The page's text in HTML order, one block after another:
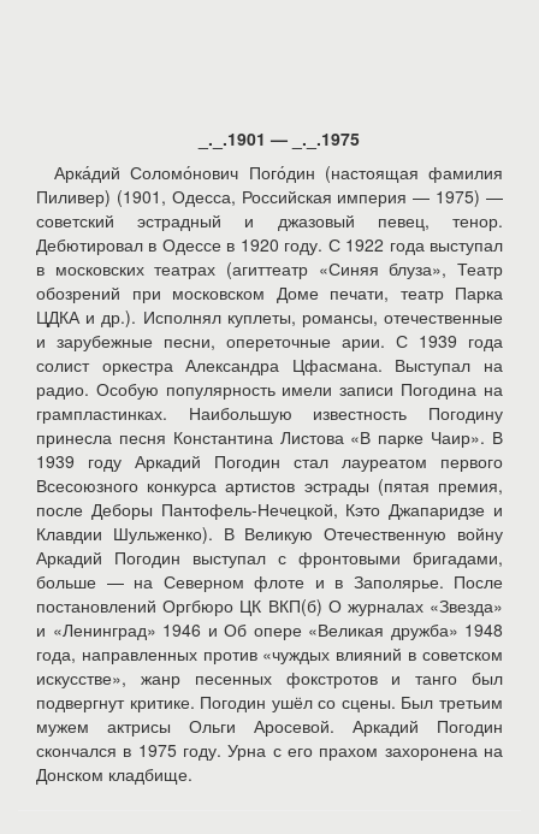
_._.1901 — _._.1975
Арка́дий Соломо́нович Пого́дин (настоящая фамилия
Пиливер) (1901, Одесса, Российская империя — 1975) —
советский эстрадный и джазовый певец, тенор.
Дебютировал в Одессе в 1920 году. С 1922 года выступал
в московских театрах (агиттеатр «Синяя блуза», Театр
обозрений при московском Доме печати, театр Парка
ЦДКА и др.). Исполнял куплеты, романсы, отечественные
и зарубежные песни, опереточные арии. С 1939 года
солист оркестра Александра Цфасмана. Выступал на
радио. Особую популярность имели записи Погодина на
грампластинках. Наибольшую известность Погодину
принесла песня Константина Листова «В парке Чаир». В
1939 году Аркадий Погодин стал лауреатом первого
Всесоюзного конкурса артистов эстрады (пятая премия,
после Деборы Пантофель-Нечецкой, Кэто Джапаридзе и
Клавдии Шульженко). В Великую Отечественную войну
Аркадий Погодин выступал с фронтовыми бригадами,
больше — на Северном флоте и в Заполярье. После
постановлений Оргбюро ЦК ВКП(б) О журналах «Звезда»
и «Ленинград» 1946 и Об опере «Великая дружба» 1948
года, направленных против «чуждых влияний в советском
искусстве», жанр песенных фокстротов и танго был
подвергнут критике. Погодин ушёл со сцены. Был третьим
мужем актрисы Ольги Аросевой. Аркадий Погодин
скончался в 1975 году. Урна с его прахом захоронена на
Донском кладбище.